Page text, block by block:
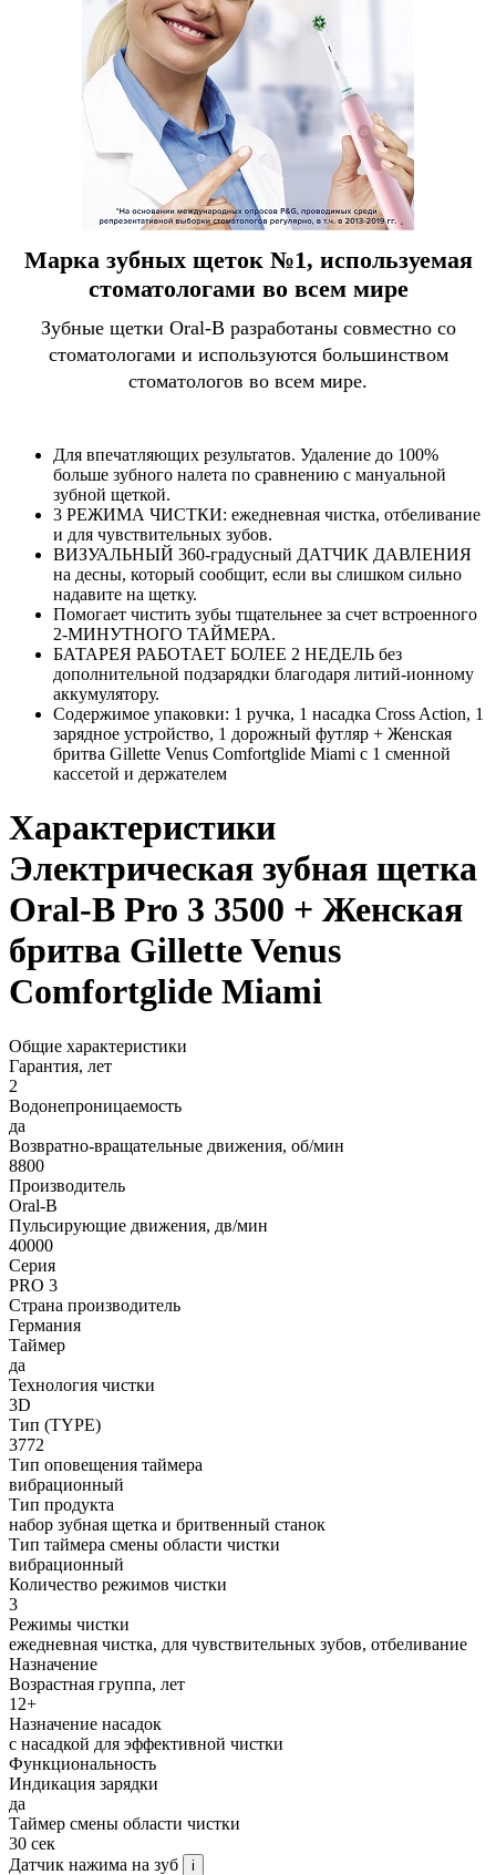
Марка зубных щеток №1, используемая
стоматологами во всем мире
Зубные щетки Oral-B разработаны совместно со
стоматологами и используются большинством
стоматологов во всем мире.
Для впечатляющих результатов. Удаление до 100%
больше зубного налета по сравнению с мануальной
зубной щеткой.
3 РЕЖИМА ЧИСТКИ: ежедневная чистка, отбеливание
и для чувствительных зубов.
ВИЗУАЛЬНЫЙ 360-градусный ДАТЧИК ДАВЛЕНИЯ
на десны, который сообщит, если вы слишком сильно
надавите на щетку.
Помогает чистить зубы тщательнее за счет встроенного
2-МИНУТНОГО ТАЙМЕРА.
БАТАРЕЯ РАБОТАЕТ БОЛЕЕ 2 НЕДЕЛЬ без
дополнительной подзарядки благодаря литий-ионному
аккумулятору.
Содержимое упаковки: 1 ручка, 1 насадка Cross Action, 1
зарядное устройство, 1 дорожный футляр + Женская
бритва Gillette Venus Comfortglide Miami с 1 сменной
кассетой и держателем
Характеристики
Электрическая зубная щетка
Oral-B Pro 3 3500 + Женская
бритва Gillette Venus
Comfortglide Miami
Общие характеристики
Гарантия, лет
2
Водонепроницаемость
да
Возвратно-вращательные движения, об/мин
8800
Производитель
Oral-B
Пульсирующие движения, дв/мин
40000
Серия
PRO 3
Страна производитель
Германия
Таймер
да
Технология чистки
3D
Тип (TYPE)
3772
Тип оповещения таймера
вибрационный
Тип продукта
набор зубная щетка и бритвенный станок
Тип таймера смены области чистки
вибрационный
Количество режимов чистки
3
Режимы чистки
ежедневная чистка, для чувствительных зубов, отбеливание
Назначение
Возрастная группа, лет
12+
Назначение насадок
с насадкой для эффективной чистки
Функциональность
Индикация зарядки
да
Таймер смены области чистки
30 сек
Датчик нажима на зуб
i